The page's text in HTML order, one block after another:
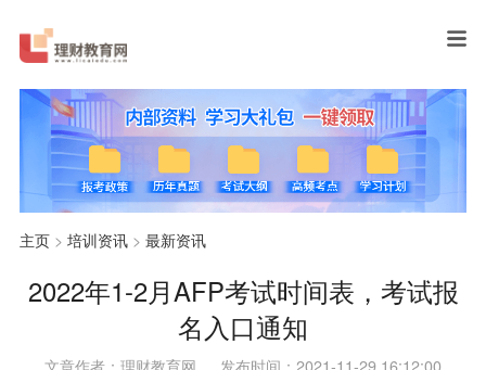
主页> 培训资讯> 最新资讯
2022年1-2月AFP考试时间表，考试报
名入口通知
文章作者：理财教育网 发布时间：2021-11-29 16:12:00